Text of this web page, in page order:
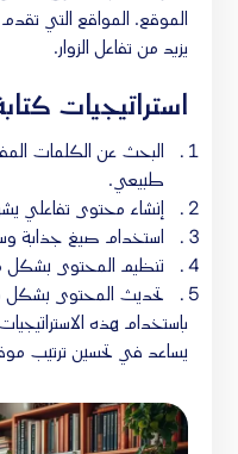
الموقع. المواقع التي
يزيد من تفاعل الزوار.
استراتيجيات
البحث عن الكلمات
طبيعي.
إنشاء محتوى تفاعلي
استخدام صيغ جذابة
تنظيم المحتوى
تحديث المحتوى بشكل
باستخدام هذه
يساعد في تحسين ترتيب